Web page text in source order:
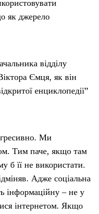
як джерело
відділу
Ємця, як він
енциклопедії”
Ми
Тим паче, якщо там
б її не використати.
Адже соціальна
інформаційну – не у
інтернетом. Якщо